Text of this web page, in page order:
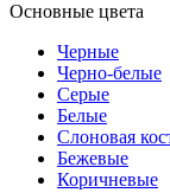
Основные цвета
Черные
Черно-белые
Серые
Белые
Слоновая
Бежевые
Коричневые